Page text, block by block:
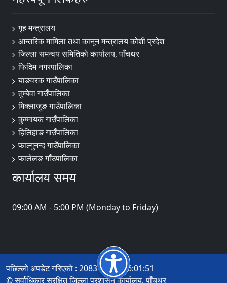
गृह मन्त्रालय
आन्तरिक मामिला तथा कानून मन्त्रालय कोशी प्रदेश
जिल्ला समन्वय समितिको कार्यालय, पाँचथर
फिदिम नगरपालिका
याङवरक गाउँपालिका
तुम्बेवा गाउँपालिका
मिक्लाजुङ गाउँपालिका
कुम्मायक गाउँपालिका
हिलिहाङ गाउँपालिका
फाल्गुनन्द गाउँपालिका
फालेलङ गाँउपालिका
कार्यालय समय
09:00 AM - 5:00 PM (Monday to Friday)
पछिल्लो अपडेट गरिएको : 2083-04-14 16:01:51
© सर्वाधिकार सुरक्षित जिल्ला प्रशासन कार्यालय, पाँचथर